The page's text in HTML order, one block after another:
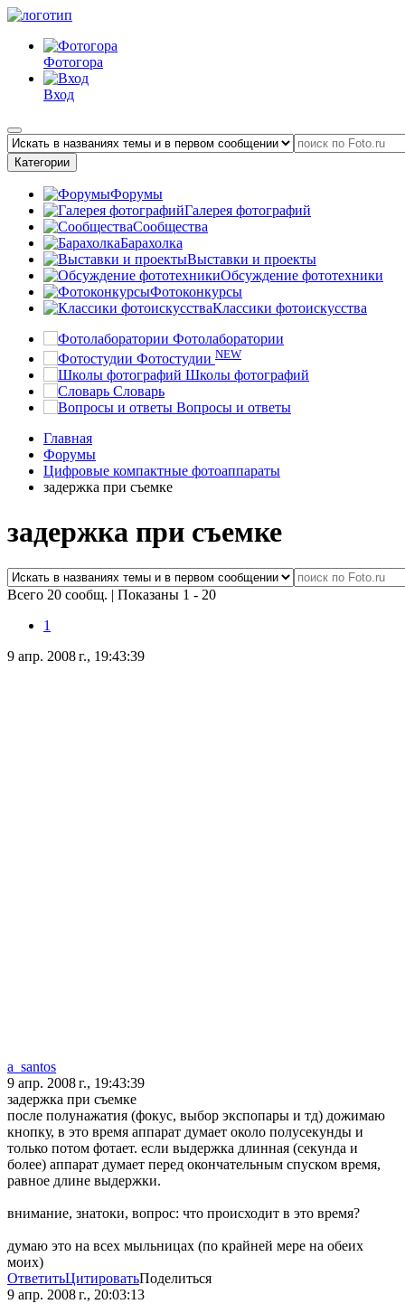
Фотогора
Вход
Категории
Форумы
Галерея фотографий
Сообщества
Барахолка
Выставки и проекты
Обсуждение фототехники
Фотоконкурсы
Классики фотоискусства
Фотолаборатории
Фотостудии NEW
Школы фотографий
Словарь
Вопросы и ответы
Главная
Форумы
Цифровые компактные фотоаппараты
задержка при съемке
задержка при съемке
Всего 20 сообщ. | Показаны 1 - 20
1
9 апр. 2008 г., 19:43:39
a_santos
9 апр. 2008 г., 19:43:39
задержка при съемке
после полунажатия (фокус, выбор экспопары и тд) дожимаю
кнопку, в это время аппарат думает около полусекунды и
только потом фотает. если выдержка длинная (секунда и
более) аппарат думает перед окончательным спуском время,
равное длине выдержки.
внимание, знатоки, вопрос: что происходит в это время?
думаю это на всех мыльницах (по крайней мере на обеих
моих)
ОтветитьЦитироватьПоделиться
9 апр. 2008 г., 20:03:13